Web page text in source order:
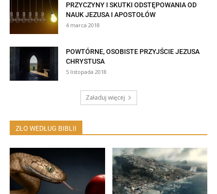
PRZYCZYNY I SKUTKI ODSTĘPOWANIA OD
NAUK JEZUSA I APOSTOŁÓW
4 marca 2018
POWTÓRNE, OSOBISTE PRZYJŚCIE JEZUSA
CHRYSTUSA
5 listopada 2018
Załaduj więcej
ZŁO WEDŁUG BIBLII